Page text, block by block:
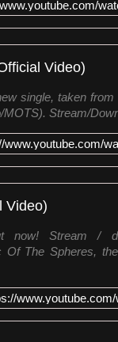
Video)
single, taken
Stream/
www.youtube.com/
Video)
now! Stream /
Of The Spheres,